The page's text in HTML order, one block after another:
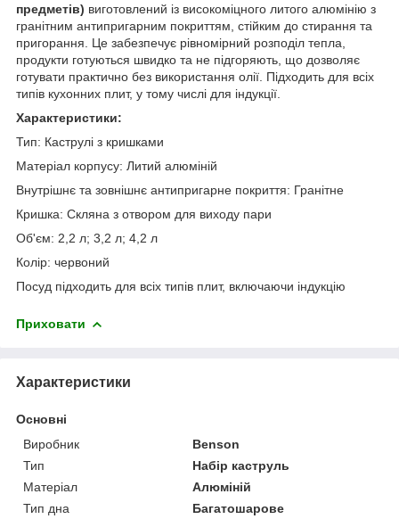
предметів) виготовлений із високоміцного литого алюмінію з
гранітним антипригарним покриттям, стійким до стирання та
пригорання. Це забезпечує рівномірний розподіл тепла,
продукти готуються швидко та не підгоряють, що дозволяє
готувати практично без використання олії. Підходить для всіх
типів кухонних плит, у тому числі для індукції.
Характеристики:
Тип: Каструлі з кришками
Матеріал корпусу: Литий алюміній
Внутрішнє та зовнішнє антипригарне покриття: Гранітне
Кришка: Скляна з отвором для виходу пари
Об'єм: 2,2 л; 3,2 л; 4,2 л
Колір: червоний
Посуд підходить для всіх типів плит, включаючи індукцію
Приховати
Характеристики
Основні
Виробник
Benson
Тип
Набір каструль
Матеріал
Алюміній
Тип дна
Багатошарове